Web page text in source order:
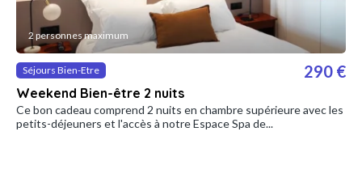
2 personnes maximum
Séjours Bien-Etre
Weekend Bien-être 2 nuits
290 €
Ce bon cadeau comprend 2 nuits en chambre supérieure avec les
petits-déjeuners et l'accès à notre Espace Spa de...